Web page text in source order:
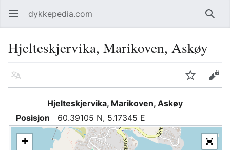
Åpne hovedmenyen dykkepedia.com Søk
Hjelteskjervika, Marikoven, Askøy
Språk Overvåk Rediger
Hjelteskjervika, Marikoven, Askøy
Posisjon
60.39105 N, 5.17345 E
+